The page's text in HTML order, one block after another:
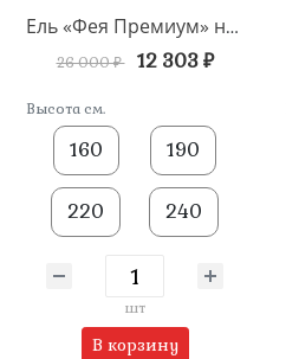
Ель «Фея Премиум» напольная
26 000 ₽ 12 303 ₽
Высота см.
160 190
220 240
шт
В корзину